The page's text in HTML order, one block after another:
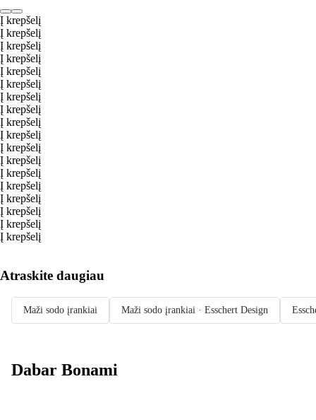
Į krepšelį
Į krepšelį
Į krepšelį
Į krepšelį
Į krepšelį
Į krepšelį
Į krepšelį
Į krepšelį
Į krepšelį
Į krepšelį
Į krepšelį
Į krepšelį
Į krepšelį
Į krepšelį
Į krepšelį
Į krepšelį
Į krepšelį
Į krepšelį
Atraskite daugiau
Maži sodo įrankiai Maži sodo įrankiai · Esschert Design
Dabar Bonami